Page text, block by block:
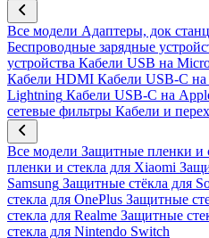
Все модели Адаптеры, док
Беспроводные зарядные
устройства Кабели USB на
Кабели HDMI Кабели USB-C
Lightning Кабели USB-C на
сетевые фильтры Кабели и
Все модели Защитные пленки и
пленки и стекла для Xiaomi
Samsung Защитные стёкла для
стекла для OnePlus Защитные
стекла для Realme Защитные
стекла для Nintendo Switch